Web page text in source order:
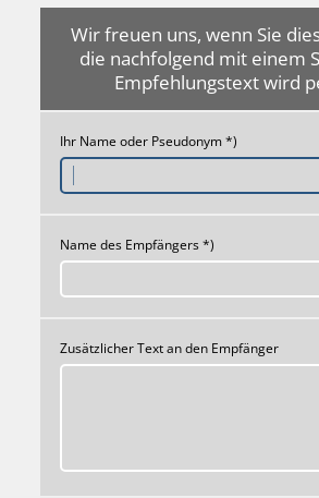
Wir freuen uns, wenn Sie
die nachfolgend mit einem
Empfehlungstext wird
Ihr Name oder Pseudonym *)
Name des Empfängers *)
Zusätzlicher Text an den Empfänger